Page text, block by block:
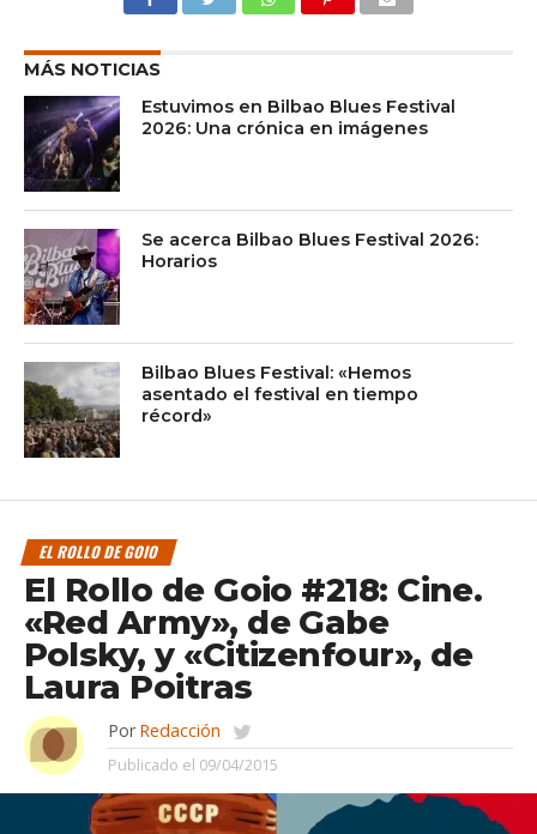
MÁS NOTICIAS
Estuvimos en Bilbao Blues Festival
2026: Una crónica en imágenes
Se acerca Bilbao Blues Festival 2026:
Horarios
Bilbao Blues Festival: «Hemos
asentado el festival en tiempo
récord»
EL ROLLO DE GOIO
El Rollo de Goio #218: Cine.
«Red Army», de Gabe
Polsky, y «Citizenfour», de
Laura Poitras
Por Redacción
Publicado el 09/04/2015